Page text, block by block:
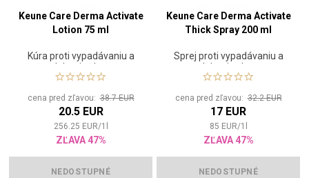
Keune Care Derma Activate
Lotion 75 ml
Kúra proti vypadávaniu a
oslabeniu vlasov
cena pred zľavou:38.7 EUR
20.5 EUR
256.25 EUR/1
ZĽAVA 47%
NEDOSTUPNÉ
Keune Care Derma Activate
Thick Spray 200 ml
Sprej proti vypadávaniu a
oslabeniu vlasov
cena pred zľavou:32.2 EUR
17 EUR
85 EUR/1
ZĽAVA 47%
NEDOSTUPNÉ